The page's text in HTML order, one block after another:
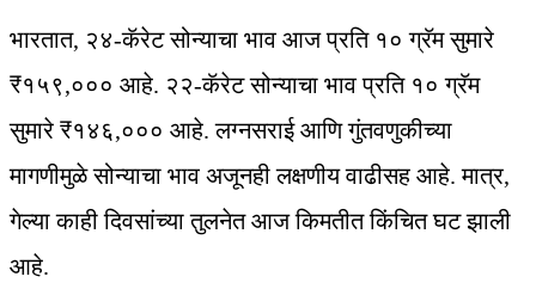
भारतात, २४-कॅरेट सोन्याचा भाव आज प्रति १० ग्रॅम सुमारे
₹१५९,००० आहे. २२-कॅरेट सोन्याचा भाव प्रति १० ग्रॅम
सुमारे ₹१४६,००० आहे. लग्नसराई आणि गुंतवणुकीच्या
मागणीमुळे सोन्याचा भाव अजूनही लक्षणीय वाढीसह आहे. मात्र,
गेल्या काही दिवसांच्या तुलनेत आज किमतीत किंचित घट झाली
आहे.